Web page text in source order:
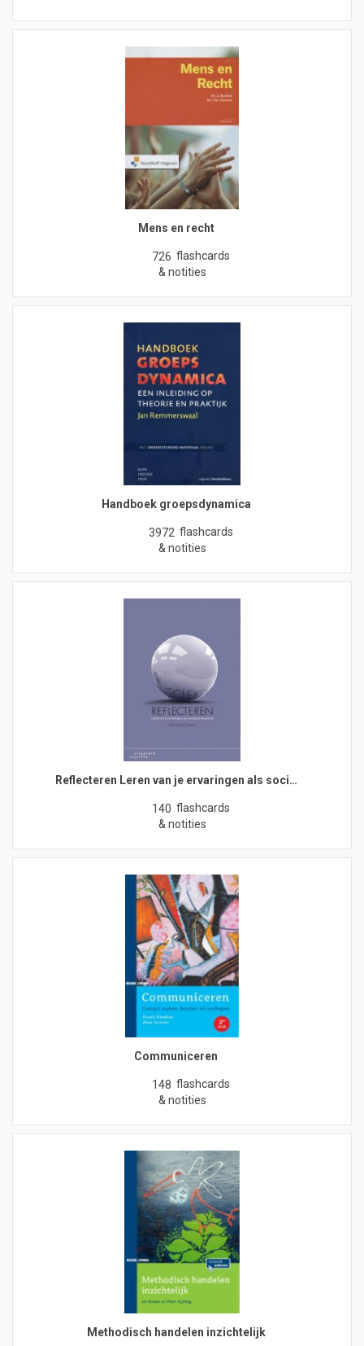
Mens en recht
726 flashcards
& notities
Handboek groepsdynamica
3972 flashcards
& notities
Reflecteren Leren van je ervaringen als soci…
140 flashcards
& notities
Communiceren
148 flashcards
& notities
Methodisch handelen inzichtelijk